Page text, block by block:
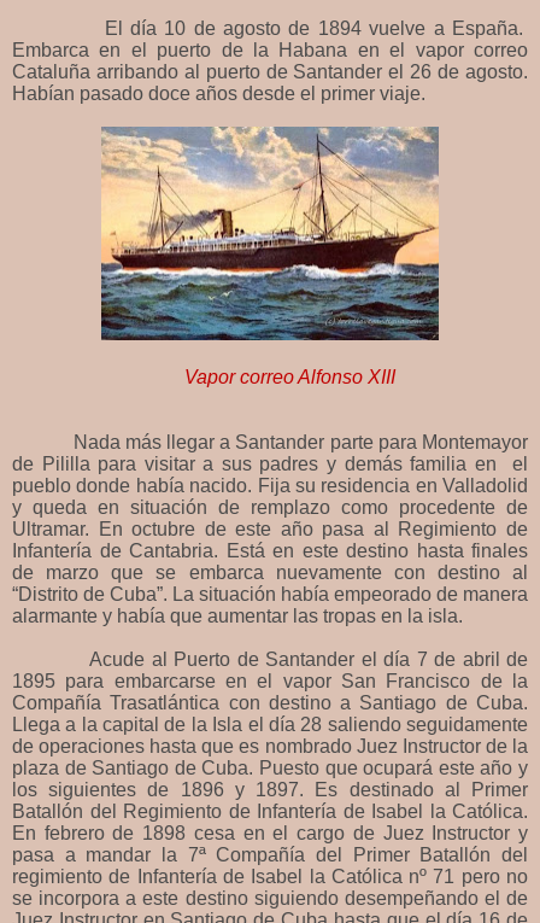
El día 10 de agosto de 1894 vuelve a España.
Embarca en el puerto de la Habana en el vapor correo
Cataluña arribando al puerto de Santander el 26 de agosto.
Habían pasado doce años desde el primer viaje.
Vapor correo Alfonso XIII
Nada más llegar a Santander parte para Montemayor
de Pililla para visitar a sus padres y demás familia en el
pueblo donde había nacido. Fija su residencia en Valladolid
y queda en situación de remplazo como procedente de
Ultramar. En octubre de este año pasa al Regimiento de
Infantería de Cantabria. Está en este destino hasta finales
de marzo que se embarca nuevamente con destino al
“Distrito de Cuba”. La situación había empeorado de manera
alarmante y había que aumentar las tropas en la isla.
Acude al Puerto de Santander el día 7 de abril de
1895 para embarcarse en el vapor San Francisco de la
Compañía Trasatlántica con destino a Santiago de Cuba.
Llega a la capital de la Isla el día 28 saliendo seguidamente
de operaciones hasta que es nombrado Juez Instructor de la
plaza de Santiago de Cuba. Puesto que ocupará este año y
los siguientes de 1896 y 1897. Es destinado al Primer
Batallón del Regimiento de Infantería de Isabel la Católica.
En febrero de 1898 cesa en el cargo de Juez Instructor y
pasa a mandar la 7ª Compañía del Primer Batallón del
regimiento de Infantería de Isabel la Católica nº 71 pero no
se incorpora a este destino siguiendo desempeñando el de